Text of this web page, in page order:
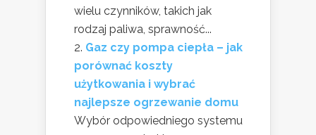
wielu czynników, takich jak
rodzaj paliwa, sprawność...
Gaz czy pompa ciepła – jak
porównać koszty
użytkowania i wybrać
najlepsze ogrzewanie domu
Wybór odpowiedniego systemu